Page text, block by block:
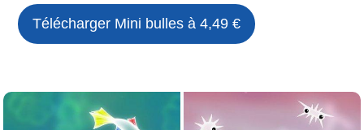
Télécharger Mini bulles à 4,49 €